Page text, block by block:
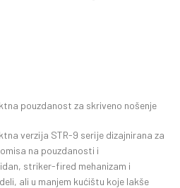
pouzdanost za skriveno nošenje
verzija STR-9 serije dizajnirana za
na pouzdanosti i
striker-fired mehanizam i
ali u manjem kućištu koje lakše